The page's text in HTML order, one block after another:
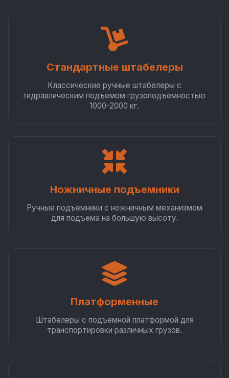
Стандартные штабелеры
Классические ручные штабелеры с
гидравлическим подъемом грузоподъемностью
1000-2000 кг.
Ножничные подъемники
Ручные подъемники с ножничным механизмом
для подъема на большую высоту.
Платформенные
Штабелеры с подъемной платформой для
транспортировки различных грузов.